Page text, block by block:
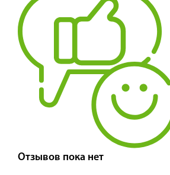
Отзывов пока нет